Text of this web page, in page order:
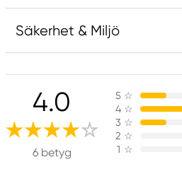
Säkerhet & Miljö
Ansvarig EU
Bruynzeel
Royal Talens Netherlands
Sophialaan 46
7311 PD Apeldoorn, Netherlands
4.0
6 betyg
5 ☆
4 ☆
3 ☆
2 ☆
1 ☆